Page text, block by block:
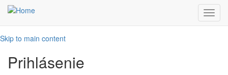
Skip to main content
Prihlásenie